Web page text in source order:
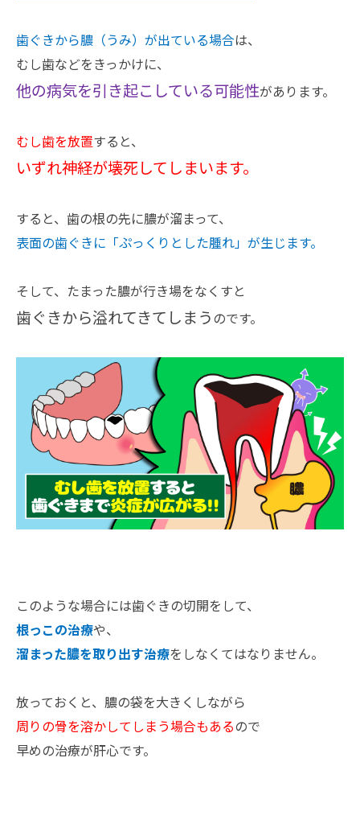
歯ぐきから膿（うみ）が出ている場合は、
むし歯などをきっかけに、
他の病気を引き起こしている可能性があります。
むし歯を放置すると、
いずれ神経が壊死してしまいます。
すると、歯の根の先に膿が溜まって、
表面の歯ぐきに「ぷっくりとした腫れ」が生じます。
そして、たまった膿が行き場をなくすと
歯ぐきから溢れてきてしまう のです。
このような場合には歯ぐきの切開をして、
根っこの治療や、
溜まった膿を取り出す治療をしなくてはなりません。
放っておくと、膿の袋を大きくしながら
周りの骨を溶かしてしまう場合もある ので
早めの治療が肝心です。